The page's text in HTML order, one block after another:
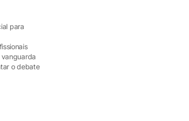
para
o debate